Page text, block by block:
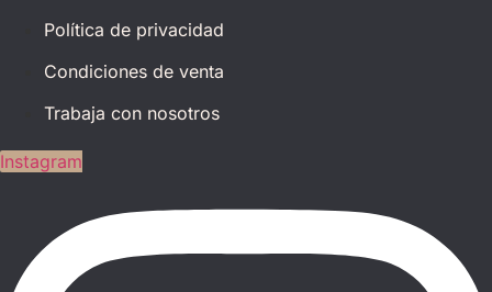
Política de privacidad
Condiciones de venta
Trabaja con nosotros
Instagram